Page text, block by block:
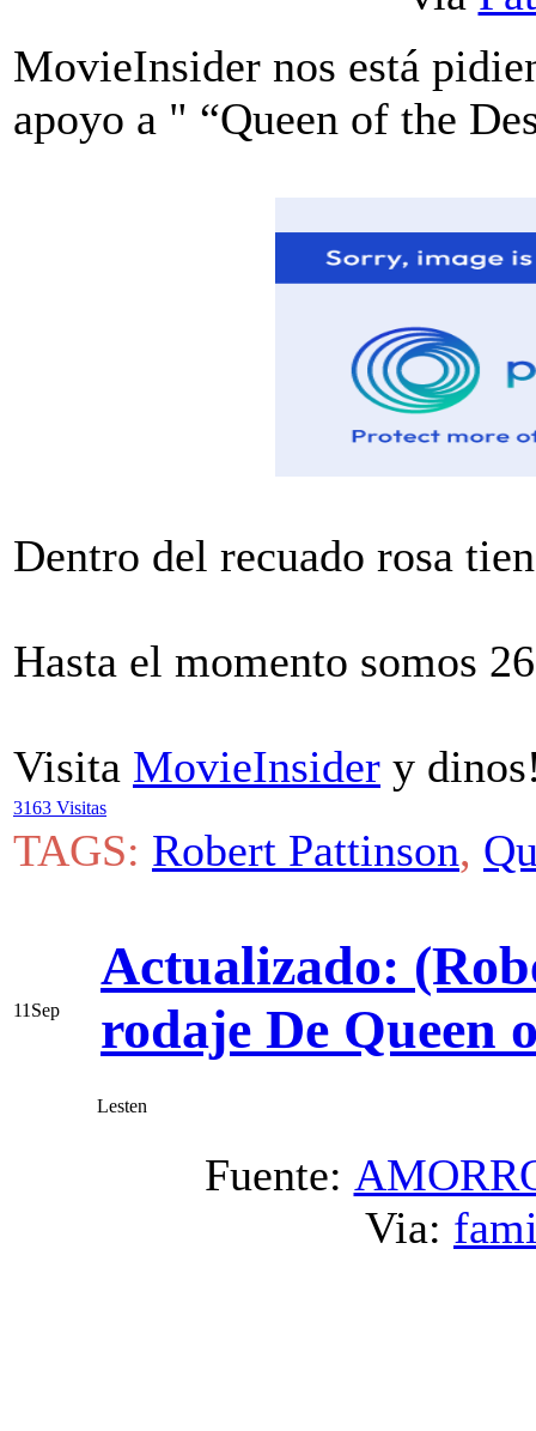
MovieInsider nos está
apoyo a " “Queen of the
Dentro del recuado rosa
Hasta el momento somos
Visita MovieInsider y
3163 Visitas
TAGS: Robert Pattinson,
11 Sep
Actualizado:
rodaje De Queen
Lesten
Fuente:
Via: